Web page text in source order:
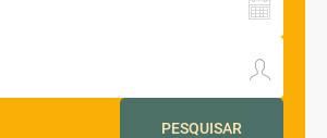
PESQUISAR